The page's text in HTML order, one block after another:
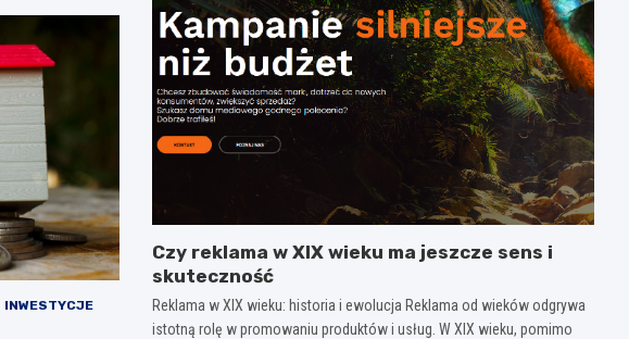
INWESTYCJE
Czy reklama w XIX wieku ma jeszcze sens i
skuteczność
Reklama w XIX wieku: historia i ewolucja Reklama od wieków odgrywa
istotną rolę w promowaniu produktów i usług. W XIX wieku, pomimo